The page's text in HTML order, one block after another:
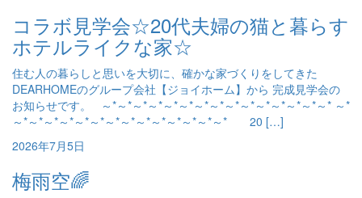
コラボ見学会☆20代夫婦の猫と暮らす
ホテルライクな家☆
住む人の暮らしと思いを大切に、確かな家づくりをしてきた
DEARHOMEのグループ会社【ジョイホーム】から 完成見学会の
お知らせです。 ～*～*～*～*～*～*～*～*～*～*～*～*～*～*～* ～*
～*～*～*～*～*～*～*～*～*～*～*～*～*～* 20 […]
2026年7月5日
梅雨空🌈